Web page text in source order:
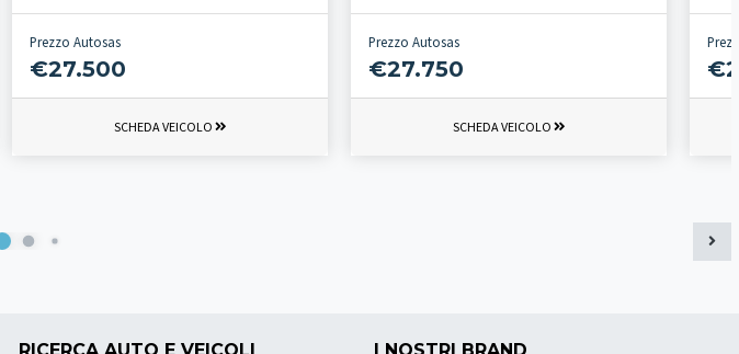
Prezzo Autosas
€27.500
SCHEDA VEICOLO
Prezzo Autosas
€27.750
SCHEDA VEICOLO